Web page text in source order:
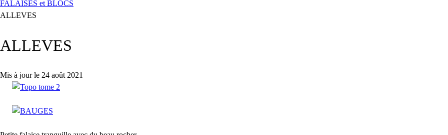
FALAISES et BLOCS
ALLEVES
ALLEVES
Mis à jour le 24 août 2021